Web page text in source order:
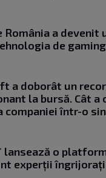
România a devenit
de gaming
a doborât un
la bursă. Cât a
companiei într-o
lansează o
experții